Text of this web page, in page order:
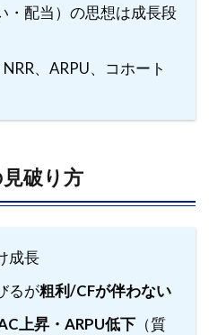
・配当）の思想は成長段
NRR、ARPU、コホート
破り方
成長
るが粗利/CFが伴わない
上昇・ARPU低下 （質